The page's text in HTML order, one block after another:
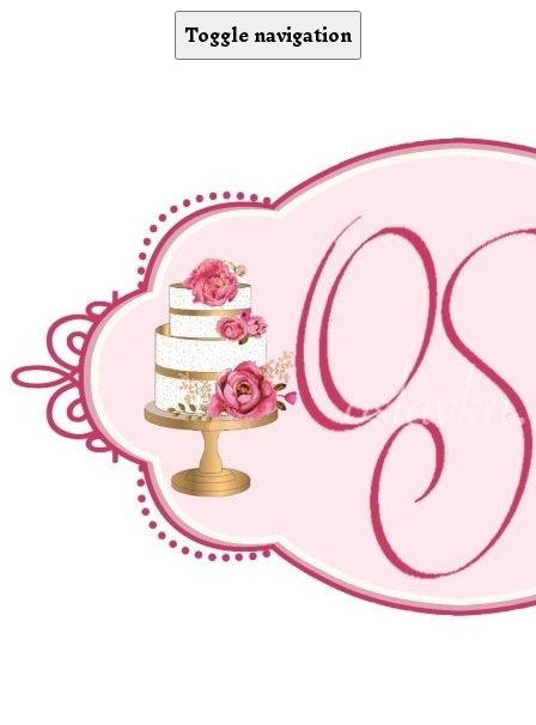
Toggle navigation